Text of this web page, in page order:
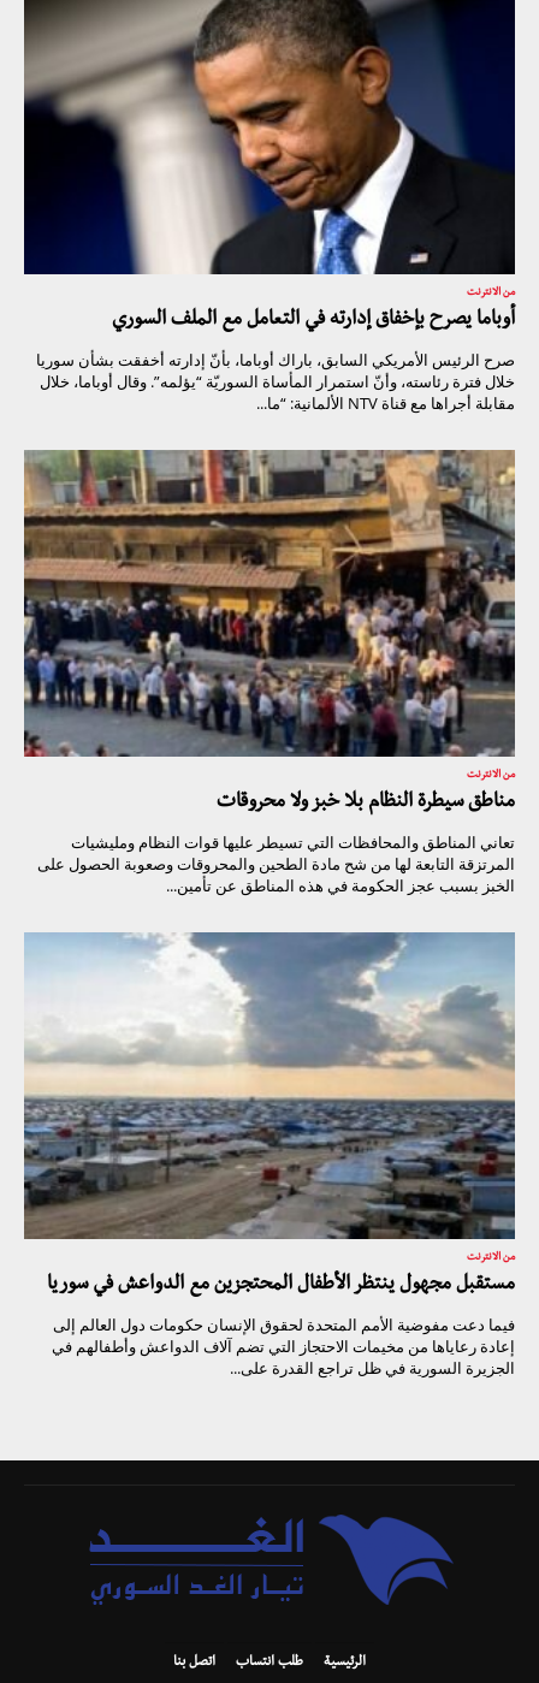
من الانترنت
أوباما يصرح بإخفاق إدارته في التعامل مع الملف السوري
صرح الرئيس الأمريكي السابق، باراك أوباما، بأنّ إدارته أخفقت بشأن سوريا
خلال فترة رئاسته، وأنّ استمرار المأساة السوريّة “يؤلمه”. وقال أوباما، خلال
مقابلة أجراها مع قناة NTV الألمانية: “ما...
من الانترنت
مناطق سيطرة النظام بلا خبز ولا محروقات
تعاني المناطق والمحافظات التي تسيطر عليها قوات النظام ومليشيات
المرتزقة التابعة لها من شح مادة الطحين والمحروقات وصعوبة الحصول على
الخبز بسبب عجز الحكومة في هذه المناطق عن تأمين...
من الانترنت
مستقبل مجهول ينتظر الأطفال المحتجزين مع الدواعش في سوريا
فيما دعت مفوضية الأمم المتحدة لحقوق الإنسان حكومات دول العالم إلى
إعادة رعاياها من مخيمات الاحتجاز التي تضم آلاف الدواعش وأطفالهم في
الجزيرة السورية في ظل تراجع القدرة على...
الرئيسية طلب انتساب اتصل بنا